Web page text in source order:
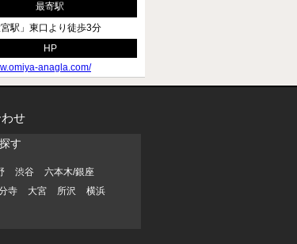
最寄駅
駅」東口より徒歩3分
HP
anagla.com/
せ
す
渋谷
六本木/銀座
寺 大宮 所沢
横浜